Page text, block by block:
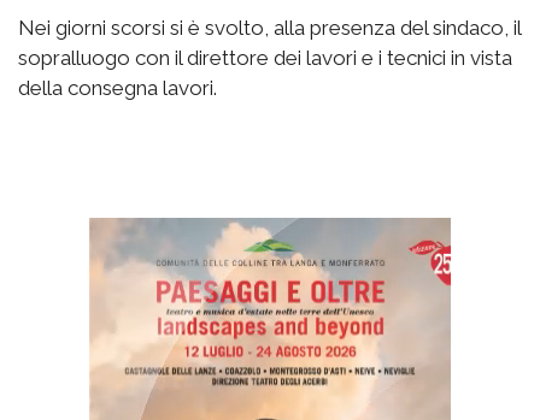
Nei giorni scorsi si è svolto, alla presenza del sindaco, il
sopralluogo con il direttore dei lavori e i tecnici in vista
della consegna lavori.